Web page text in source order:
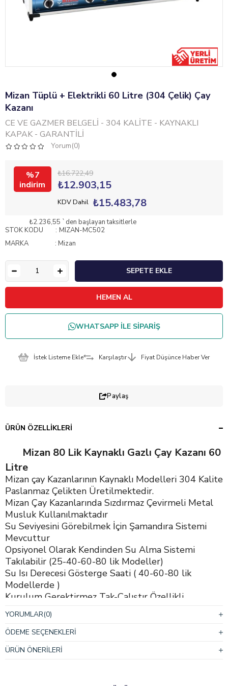
Mizan Tüplü + Elektrikli 60 Litre (304 Çelik) Çay
Kazanı
CE VE GAZMER BELGELİ - 304 KALİTE - KAYNAKLI
KAPAK - GARANTİLİ
Yorum(0)
7 ₺16.722,49
₺12.903,15
KDV Dahil ₺15.483,78
₺2.236,55 `den başlayan taksitlerle
STOK KODU
MIZAN-MC502
MARKA
: Mizan
WHATSAPP İLE SİPARİŞ
İstek Listeme Ekle Karşılaştır Fiyat Düşünce Haber Ver
Paylaş
ÜRÜN ÖZELLIKLERI
Mizan 80 Lik Kaynaklı Gazlı Çay Kazanı 60
Litre
Mizan çay Kazanlarının Kaynaklı Modelleri 304 Kalite
Paslanmaz Çelikten Üretilmektedir.
Mizan Çay Kazanlarında Sızdırmaz Çevirmeli Metal
Musluk Kullanılmaktadır
Su Seviyesini Görebilmek İçin Şamandıra Sistemi
Mevcuttur
Opsiyonel Olarak Kendinden Su Alma Sistemi
Takılabilir (25-40-60-80 lik Modeller)
Su Isı Derecesi Gösterge Saati ( 40-60-80 lik
Modellerde )
Kurulum Gerektirmez Tak-Çalıştır Özellikli
Gazlı Modellerde Kahveci Gözü Gaz İle
Çalışmaktadır
Gazlı Modellerde Kazanın Üst Kısmında Tutma
Kolları Mevcuttur
Isı Ayar Düğmesi
YORUMLAR(0)
ÖDEME SEÇENEKLERI
ÜRÜN ÖNERILERI